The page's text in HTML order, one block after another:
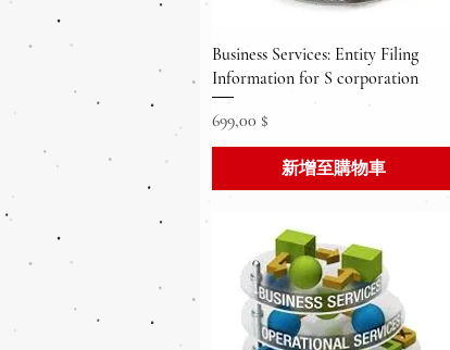
快速瀏覽
Business Services: Entity Filing
Information for S corporation
價格
699,00 $
新增至購物車